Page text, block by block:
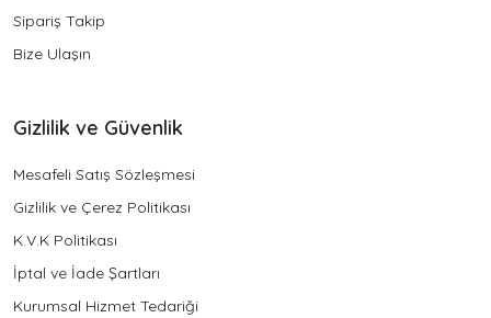
Sipariş Takip
Bize Ulaşın
Gizlilik ve Güvenlik
Mesafeli Satış Sözleşmesi
Gizlilik ve Çerez Politikası
K.V.K Politikası
İptal ve İade Şartları
Kurumsal Hizmet Tedariği